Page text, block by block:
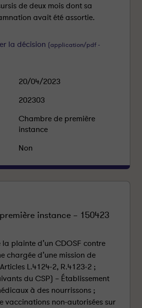
de deux mois dont sa
avait été assortie.
la décision (application/pdf -
20/04/2023
202303
Chambre de première
instance
Non
instance – 150423
plainte d’un CDOSF contre
chargée d’une mission de
L.4124-2, R.4123-2 ;
du CSP) – Établissement
à des nourrissons ;
vaccinations non-autorisées sur